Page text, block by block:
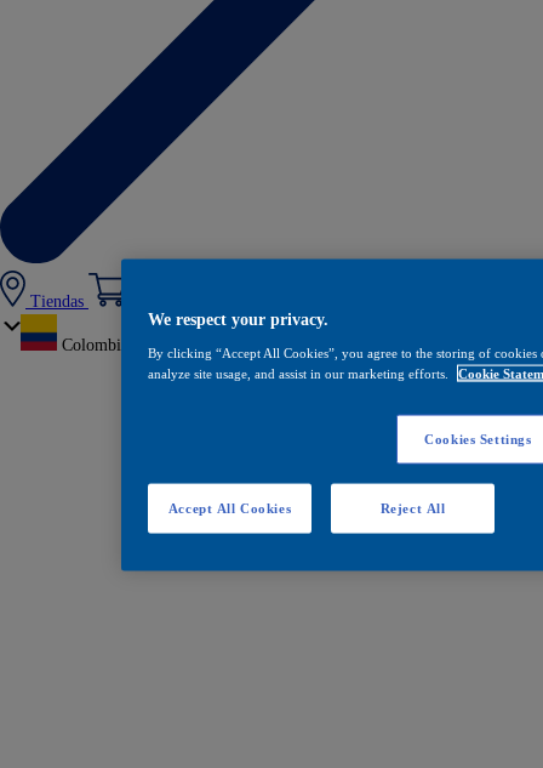
Tiendas
Colombia
We respect your privacy.
By clicking “Accept All Cookies”, you agree to the storing of
analyze site usage, and assist in our marketing efforts.
Cookie
Cookies Settings
Reject All
Accept All Cookies